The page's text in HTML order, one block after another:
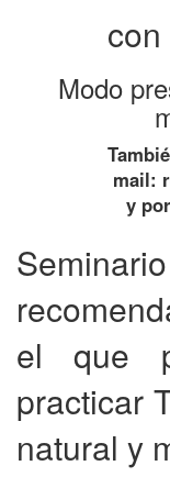
Modo
mail:
y
el que
practicar
natural y